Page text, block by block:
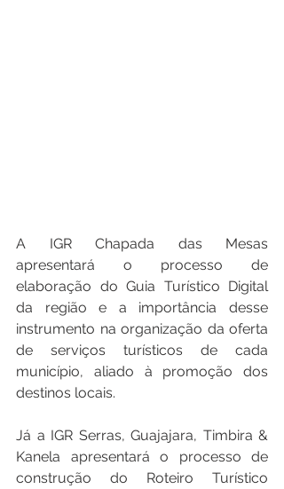
A IGR Chapada das Mesas
apresentará o processo de
elaboração do Guia Turístico Digital
da região e a importância desse
instrumento na organização da oferta
de serviços turísticos de cada
município, aliado à promoção dos
destinos locais.
Já a IGR Serras, Guajajara, Timbira &
Kanela apresentará o processo de
construção do Roteiro Turístico